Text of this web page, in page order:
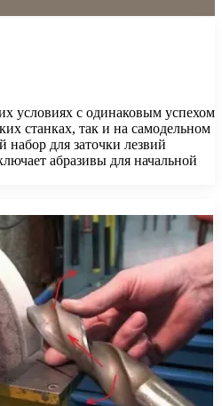
условиях с одинаковым успехом
станках, так и на самодельном
для заточки лезвий
абразивы для начальной